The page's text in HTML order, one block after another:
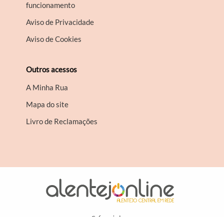
funcionamento
Aviso de Privacidade
Aviso de Cookies
Outros acessos
A Minha Rua
Mapa do site
Livro de Reclamações